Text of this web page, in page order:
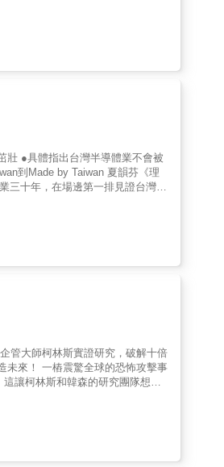
念、動機和賭注。」
美式家庭餐廳發跡的半導體巨人
示卡獲得與日本代表性遊戲機公
GeForce 問世，輝達創造出新名
以來，股價暴漲 210,000%，
第 10 位升至第 1 位。全球僅有 3
技行業中的核心地位。2024 年，
溯輝達從製造顯示卡的小公司，
鎖定開發者，形成強大的經濟護城
與微軟、英特爾、Google、三
成長之後，很多人好奇：「輝達
來，作者分析輝達在當前 AI 產
化對未來半導體市場和投資的影
壯 ●具體指出台灣半導體業不會被
性。他貼近產業現場的觀點，能帶
而發現，十倍勝企業的成功並非做
出十倍勝企業的成功要訣，而這些